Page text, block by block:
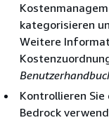
kategorisieren
Weitere
Kontrollieren
Bedrock